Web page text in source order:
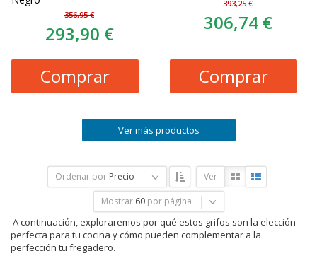
356,95 €
293,90 €
Comprar
393,25 €
306,74 €
Comprar
Ver más productos
Ordenar por Precio Ver
Mostrar 60 por página
A continuación, exploraremos por qué estos grifos son la elección
perfecta para tu cocina y cómo pueden complementar a la
perfección tu fregadero.